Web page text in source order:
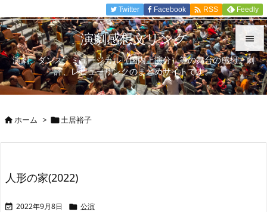


メニュ

Twitter Facebook  RSS Feedly
演劇感想文リンク
演劇、ダンス、ミュージカル（国内上演分）等の舞台の感想、劇
評、レビューリンクのまとめサイトです。
ホーム > 土居裕子
人形の家(2022)
 2022年9月8日  公演